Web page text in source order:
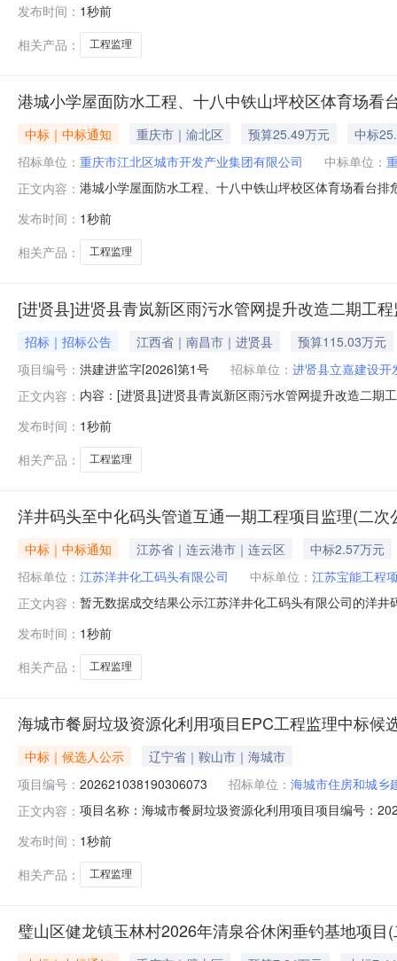
【2017】134号文件要求的1%，并经镇班子会讨论决定
发布时间： 1秒前
相关产品：
工程监理
港城小学屋面防水工程、十八中铁山坪校区体育场
中标｜中标通知 重庆市｜渝北区 预算25.49万元
中标
招标单位： 重庆市江北区城市开发产业集团有限公司 中标单位：
正文内容： 港城小学屋面防水工程、十八中铁山坪校区体育场看台
行政管理中介服务事项采购:否中介服务事项:所需服务
发布时间： 1秒前
相关产品：
工程监理
[进贤县]进贤县青岚新区雨污水管网提升改造二期工
招标｜招标公告 江西省｜南昌市｜进贤县
预算115.03万元
项目编号： 洪建进监字[2026]第1号 招标单位： 进贤县立嘉建设开
正文内容： 内容：[进贤县]进贤县青岚新区雨污水管网提升改造二
部门联系电话：0791-85663032交易中心名称：南昌市
发布时间： 1秒前
相关产品：
工程监理
洋井码头至中化码头管道互通一期工程项目监理(二
中标｜中标通知 江苏省｜连云港市｜连云区
中标2.57万元
招标单位： 江苏洋井化工码头有限公司 中标单位： 江苏宝能工程
正文内容： 暂无数据成交结果公示江苏洋井化工码头有限公司的洋
最终报价(元)技术得分报价部分其他部分综合得分1江苏
06起，至20
发布时间： 1秒前
相关产品：
工程监理
海城市餐厨垃圾资源化利用项目EPC工程监理中标候
中标｜候选人公示
辽宁省｜鞍山市｜海城市
项目编号： 202621038190306073 招标单位： 海城市住房和城乡
正文内容： 项目名称：海城市餐厨垃圾资源化利用项目项目编号：
施条例》第五十四条规定，投标人或其它利害关系人对
发布时间： 1秒前
相关产品：
工程监理
璧山区健龙镇玉林村2026年清泉谷休闲垂钓基地项目